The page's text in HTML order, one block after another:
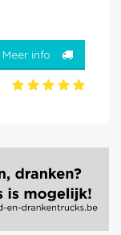
Meer info